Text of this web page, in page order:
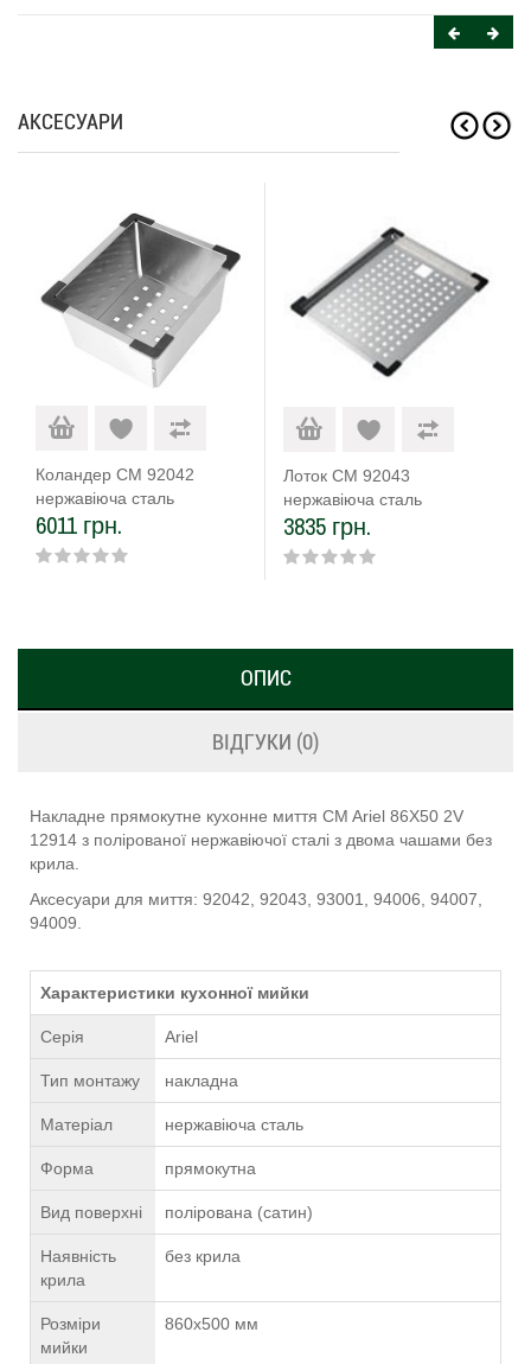
АКСЕСУАРИ
Коландер CM 92042
нержавіюча сталь
6011 грн.
Лоток CM 92043
нержавіюча сталь
3835 грн.
ОПИС
ВІДГУКИ (0)
Накладне прямокутне кухонне миття CM Ariel 86Х50 2V
12914 з полірованої нержавіючої сталі з двома чашами без
крила.
Аксесуари для миття: 92042, 92043, 93001, 94006, 94007,
94009.
Характеристики кухонної мийки
Серія Ariel
Тип монтажу накладна
Матеріал нержавіюча сталь
Форма прямокутна
Вид поверхні полірована (сатин)
Наявність
крила
без крила
Розміри
мийки
860х500 мм